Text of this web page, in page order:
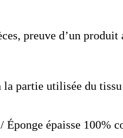
preuve d’un
partie utilisée du
épaisse 100%